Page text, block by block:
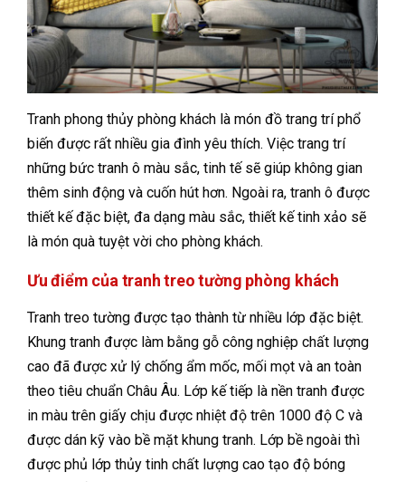
Tranh phong thủy phòng khách là món đồ trang trí phổ
biến được rất nhiều gia đình yêu thích. Việc trang trí
những bức tranh ô màu sắc, tinh tế sẽ giúp không gian
thêm sinh động và cuốn hút hơn. Ngoài ra, tranh ô được
thiết kế đặc biệt, đa dạng màu sắc, thiết kế tinh xảo sẽ
là món quà tuyệt vời cho phòng khách.
Ưu điểm của tranh treo tường phòng khách
Tranh treo tường được tạo thành từ nhiều lớp đặc biệt.
Khung tranh được làm bằng gỗ công nghiệp chất lượng
cao đã được xử lý chống ẩm mốc, mối mọt và an toàn
theo tiêu chuẩn Châu Âu. Lớp kế tiếp là nền tranh được
in màu trên giấy chịu được nhiệt độ trên 1000 độ C và
được dán kỹ vào bề mặt khung tranh. Lớp bề ngoài thì
được phủ lớp thủy tinh chất lượng cao tạo độ bóng